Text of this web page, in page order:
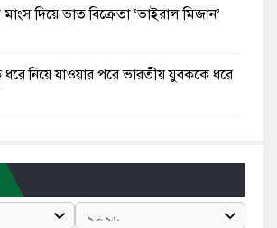
দিয়ে ভাত বিক্রেতা ‘ভাইরাল মিজান’
ধরে নিয়ে যাওয়ার পরে ভারতীয় যুবককে ধরে
উচিত ১০ লাখ, এমপিদের ৫ লাখ: নুরুল